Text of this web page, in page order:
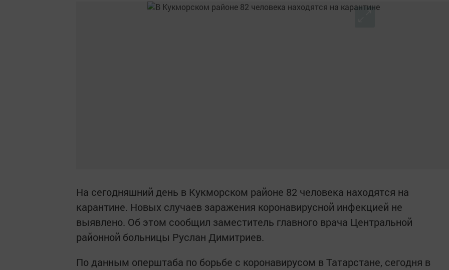
На сегодняшний день в Кукморском районе 82 человека находятся на
карантине. Новых случаев заражения коронавирусной инфекцией не
выявлено. Об этом сообщил заместитель главного врача Центральной
районной больницы Руслан Димитриев.
По данным оперштаба по борьбе с коронавирусом в Татарстане, сегодня в